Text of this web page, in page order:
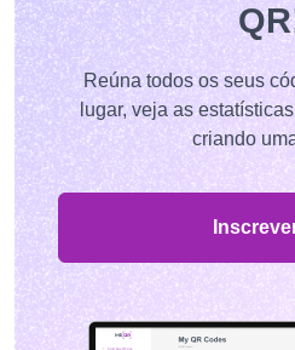
Reúna todos os seus
lugar, veja as
criando